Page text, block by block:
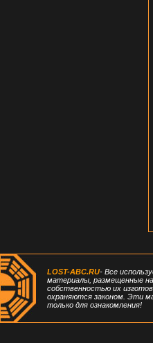
LOST-ABC.RU- Все
материалы, размещенные
собственностью их
охраняются законом. Эти
только для ознакомления!